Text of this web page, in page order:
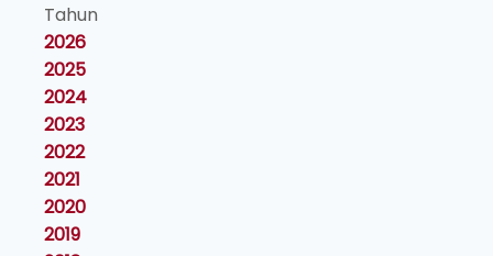
Tahun
2026
2025
2024
2023
2022
2021
2020
2019